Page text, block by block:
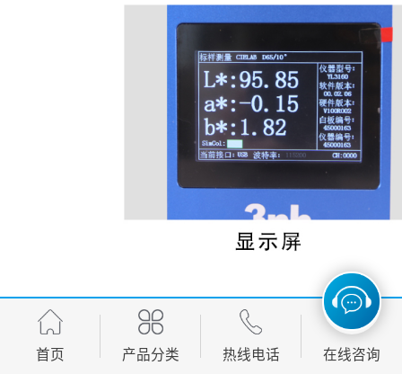
首页 产品分类 热线电话 在线咨询